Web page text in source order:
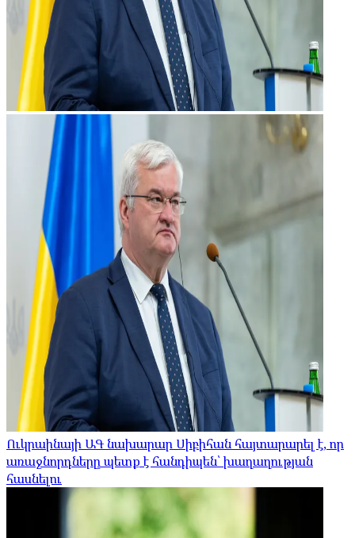
Ուկրաինայի ԱԳ նախարար Սիբիհան հայտարարել է, որ
առաջնորդները պետք է հանդիպեն՝ խաղաղության
հասնելու